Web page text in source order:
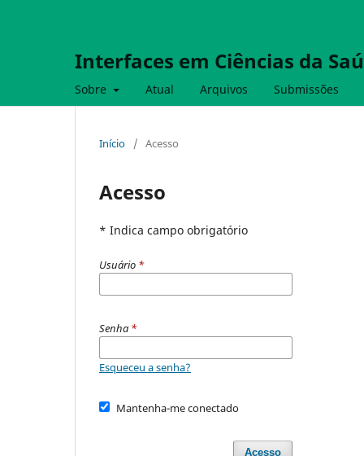
Interfaces em Ciências da
Sobre Atual Arquivos Submissões
Início / Acesso
Acesso
* Indica campo obrigatório
Usuário *
Senha *
Esqueceu a senha?
Mantenha-me conectado
Acesso